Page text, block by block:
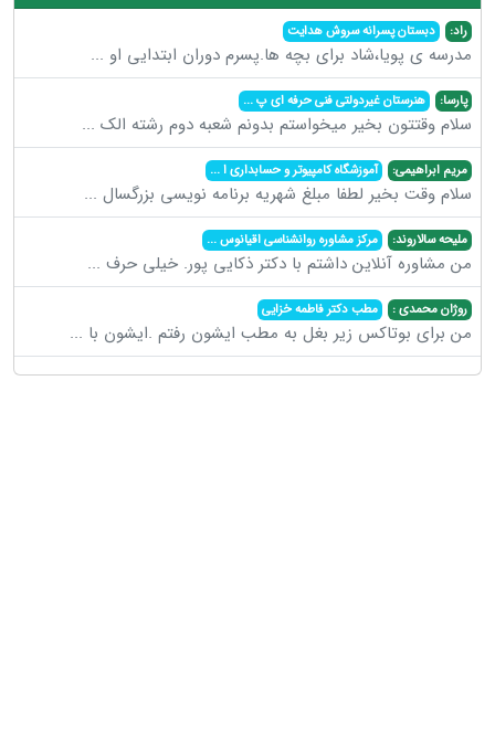
راد: دبستان پسرانه سروش هدایت
مدرسه ی پویا،شاد برای بچه ها.پسرم دوران ابتدایی او ...
پارسا: هنرستان غیردولتی فنی حرفه ای پ...
سلام وقتتون بخیر میخواستم بدونم شعبه دوم رشته الک ...
مریم ابراهیمی: آموزشگاه کامپیوتر و حسابداری ا...
سلام وقت بخیر لطفا مبلغ شهریه برنامه نویسی بزرگسال ...
ملیحه سالاروند: مرکز مشاوره روانشناسی اقیانوس...
من مشاوره آنلاین داشتم با دکتر ذکایی پور. خیلی حرف ...
روژان محمدی : مطب دکتر فاطمه خزایی
من برای بوتاکس زیر بغل به مطب ایشون رفتم .ایشون با ...